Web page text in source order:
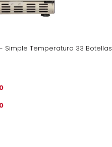
Simple Temperatura 33 Botellas